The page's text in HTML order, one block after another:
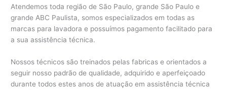
Atendemos toda região de São Paulo, grande São Paulo e
grande ABC Paulista, somos especializados em todas as
marcas para lavadora e possuímos pagamento facilitado para
a sua assistência técnica.
Nossos técnicos são treinados pelas fabricas e orientados a
seguir nosso padrão de qualidade, adquirido e aperfeiçoado
durante todos estes anos de atuação em assistência técnica